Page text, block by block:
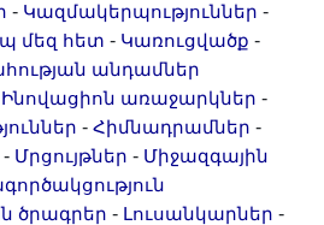
- Կազմակերպություններ -
մեզ հետ - Կառուցվածք -
անդամներ
Ինովացիոն առաջարկներ -
- Հիմնադրամներ -
- Մրցույթներ - Միջազգային
ծրագրեր - Լուսանկարներ -